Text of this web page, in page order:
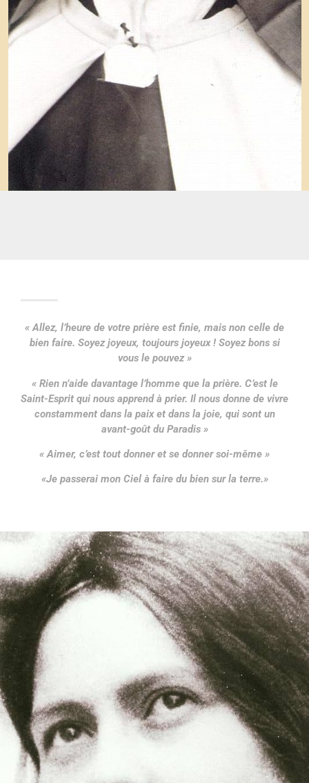
« Allez, l’heure de votre prière est finie, mais non celle de
bien faire. Soyez joyeux, toujours joyeux ! Soyez bons si
vous le pouvez »
« Rien n’aide davantage l’homme que la prière. C’est le
Saint-Esprit qui nous apprend à prier. Il nous donne de vivre
constamment dans la paix et dans la joie, qui sont un
avant-goût du Paradis »
« Aimer, c’est tout donner et se donner soi-même »
«Je passerai mon Ciel à faire du bien sur la terre.»